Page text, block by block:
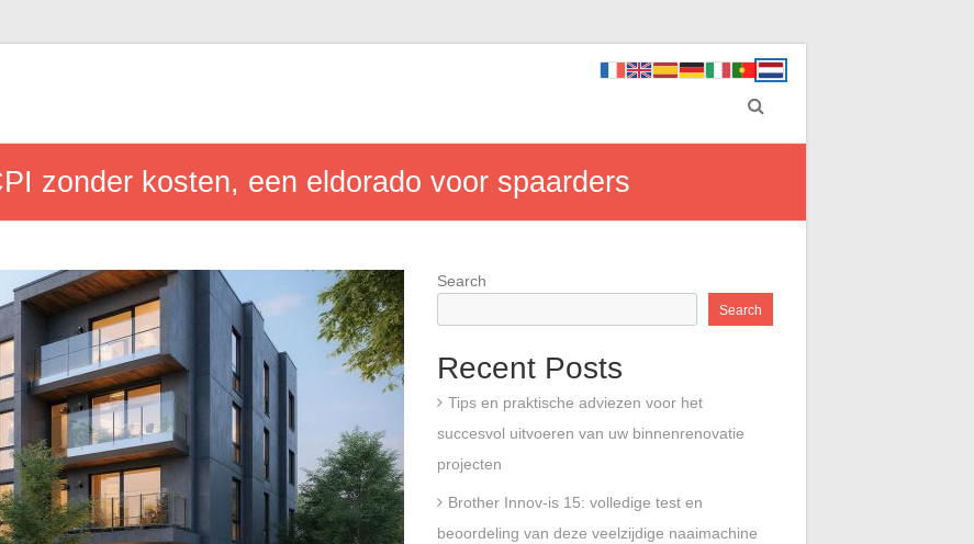
zonder kosten, een eldorado voor spaarders
Search
Search
Recent Posts
Tips en praktische adviezen voor het
succesvol uitvoeren van uw binnenrenovatie
projecten
Brother Innov-is 15: volledige test en
beoordeling van deze veelzijdige naaimachine